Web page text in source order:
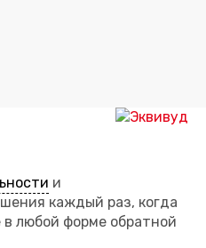
и
каждый раз, когда
любой форме обратной